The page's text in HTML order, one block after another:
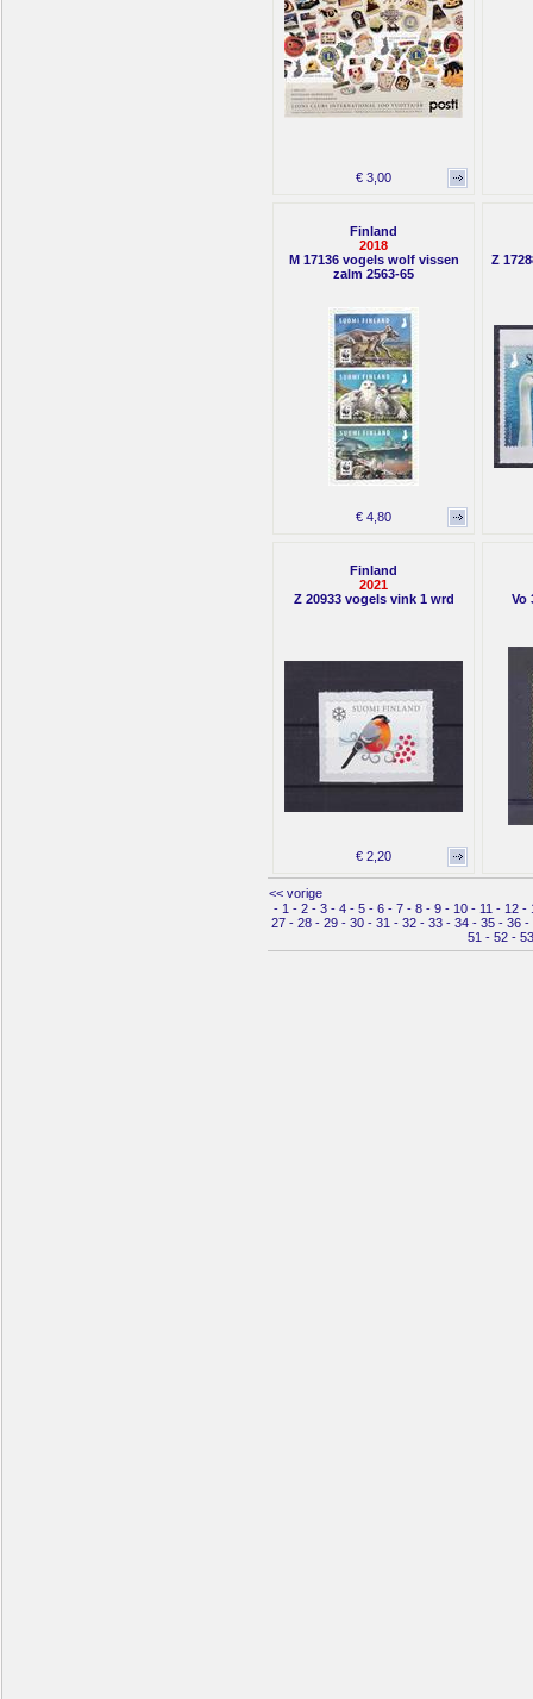
€ 3,00
Finland
2018
M 17136 vogels wolf vissen
zalm 2563-65
€ 4,80
Z
Finland
2021
Z 20933 vogels vink 1 wrd
€ 2,20
Vo
<< vorige
- 1 - 2- 3- 4- 5- 6- 7- 8- 9- 10- 11 - 12-
27- 28- 29- 30- 31 - 32- 33- 34- 35- 36-
51 - 52- 53